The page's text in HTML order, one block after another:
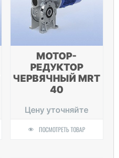
МОТОР-
РЕДУКТОР
ЧЕРВЯЧНЫЙ MRT
40
Цену уточняйте
ПОСМОТРЕТЬ ТОВАР